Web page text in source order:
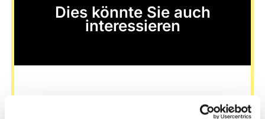
Dies könnte Sie auch
interessieren